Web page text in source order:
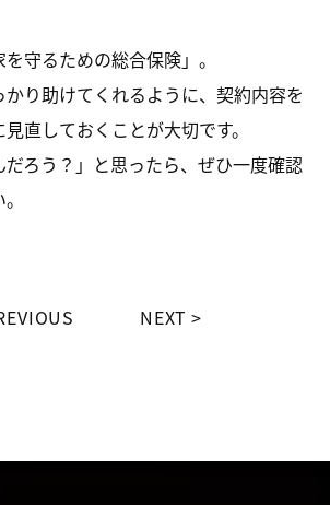
守るための総合保険」。
り助けてくれるように、契約内容を
直しておくことが大切です。
だろう？」と思ったら、ぜひ一度確認
NEXT